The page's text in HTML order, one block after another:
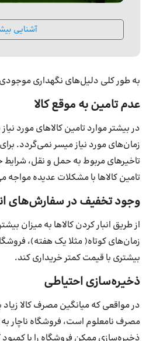
آشنایی
به طور کلی دلیل‌های نگهداری موجودی
عدم تامین به موقع کالا
در بیشتر موارد تامین کالاهای مورد
زمان‌های مورد نیاز میسر نمی‌گردد.
تاخیرهای مربوط به حمل و نقل،
تامین کالاها با مشکلات عدیده
وجود تخفیف در سفارش‌های
از طریق انبار کردن کالاها به میزان
زمان‌های کوتاه( مثلا یک هفته)،
بیشتری با قیمت کمتر خریداری کند.
ذخیره‌سازی احتیاطی
در مواقعی که میانگین مصرف کالا زیاد
مصرف نامعلوم است، فروشگاه ناچار